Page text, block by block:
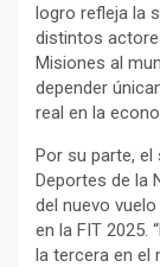
logro refleja la
distintos
Misiones al
depender
real en la
Por su parte,
Deportes de la
del nuevo
en la FIT 2025.
la tercera en el